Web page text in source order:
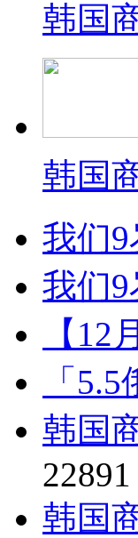
韩国
韩国
我们9
我们9
【
「
韩国
22891
韩国